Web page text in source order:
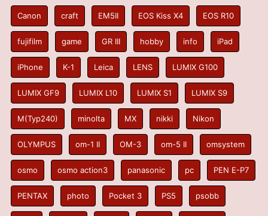
Canon craft EM5II EOS Kiss X4 EOS R10
fujifilm game GR III hobby info iPad
iPhone K-1 Leica LENS LUMIX G100
LUMIX GF9 LUMIX L10 LUMIX S1 LUMIX S9
M(Typ240) minolta MX nikki Nikon
OLYMPUS om-1 II OM-3 om-5 II omsystem
osmo osmo action3 panasonic pc PEN E-P7
PENTAX photo Pocket 3 PS5 psobb